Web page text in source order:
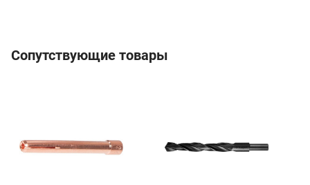
Сопутствующие товары